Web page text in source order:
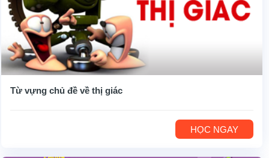
Từ vựng chủ đề về thị giác
HỌC NGAY